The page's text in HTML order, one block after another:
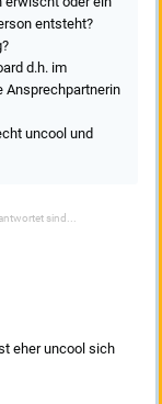
entsteht?
d.h. im
Ansprechpartnerin
uncool und
sind...
eher uncool sich